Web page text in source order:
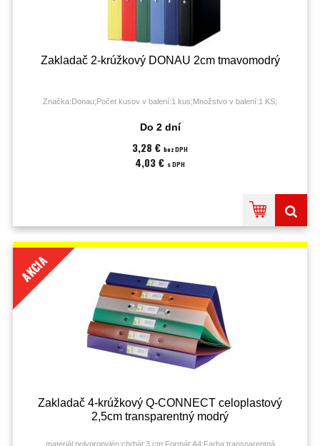
Zakladač 2-krúžkový DONAU 2cm tmavomodrý
Značka:Donau;Počet kusov v balení:1 kus;Množstvo v balení:1 KS;
Do 2 dní
3,28 € bez DPH
4,03 € s DPH
AKCIA
Zakladač 4-krúžkový Q-CONNECT celoplastový
2,5cm transparentný modrý
materiál:polypropylén;chrbát:3 cm;Formát:A4;Farba:transparentná